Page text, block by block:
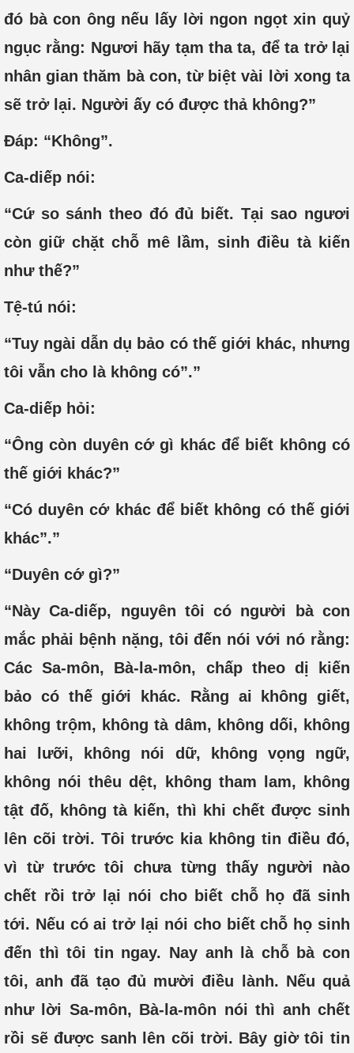
đó bà con ông nếu lấy lời ngon ngọt xin quỷ
ngục rằng: Ngươi hãy tạm tha ta, để ta trở lại
nhân gian thăm bà con, từ biệt vài lời xong ta
sẽ trở lại. Người ấy có được thả không?”
Đáp: “Không”.
Ca-diếp nói:
“Cứ so sánh theo đó đủ biết. Tại sao ngươi
còn giữ chặt chỗ mê lầm, sinh điều tà kiến
như thế?”
Tệ-tú nói:
“Tuy ngài dẫn dụ bảo có thế giới khác, nhưng
tôi vẫn cho là không có”.”
Ca-diếp hỏi:
“Ông còn duyên cớ gì khác để biết không có
thế giới khác?”
“Có duyên cớ khác để biết không có thế giới
khác”.”
“Duyên cớ gì?”
“Này Ca-diếp, nguyên tôi có người bà con
mắc phải bệnh nặng, tôi đến nói với nó rằng:
Các Sa-môn, Bà-la-môn, chấp theo dị kiến
bảo có thế giới khác. Rằng ai không giết,
không trộm, không tà dâm, không dối, không
hai lưỡi, không nói dữ, không vọng ngữ,
không nói thêu dệt, không tham lam, không
tật đố, không tà kiến, thì khi chết được sinh
lên cõi trời. Tôi trước kia không tin điều đó,
vì từ trước tôi chưa từng thấy người nào
chết rồi trở lại nói cho biết chỗ họ đã sinh
tới. Nếu có ai trở lại nói cho biết chỗ họ sinh
đến thì tôi tin ngay. Nay anh là chỗ bà con
tôi, anh đã tạo đủ mười điều lành. Nếu quả
như lời Sa-môn, Bà-la-môn nói thì anh chết
rồi sẽ được sanh lên cõi trời. Bây giờ tôi tin